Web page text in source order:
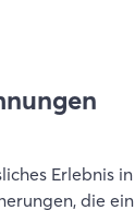
Erlebnis in
die ein